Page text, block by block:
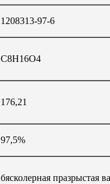
1208313-97-6
C8H16O4
176,21
97,5%
бясколерная празрыстая